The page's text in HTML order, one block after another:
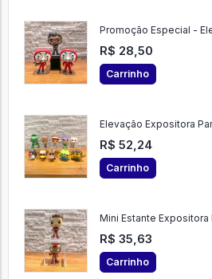
Promoção Especial -
R$ 28,50
Carrinho
Elevação Expositora
R$ 52,24
Carrinho
Mini Estante Expositora
R$ 35,63
Carrinho